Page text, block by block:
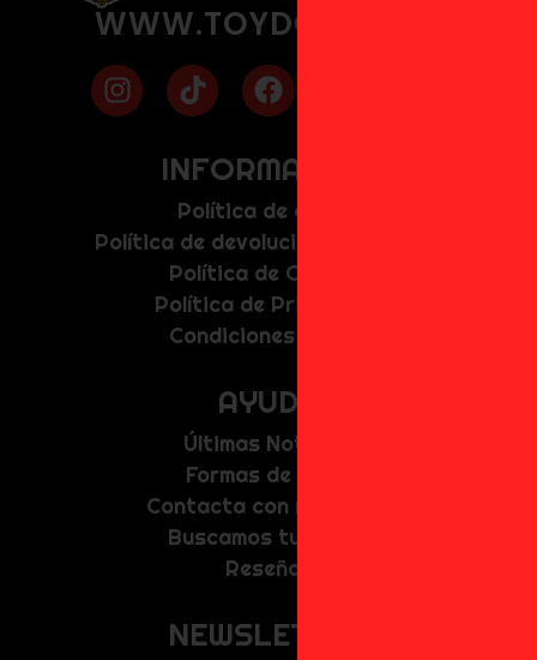
WWW.TOYDOKI.COM
INFORMACIÓN
Política de envíos
Política de devolución y anulación
Política de Cookies
Política de Privacidad
Condiciones de uso
AYUDA
Últimas Noticias
Formas de Pago
Contacta con nosotros
Buscamos tu figura
Reseñas
NEWSLETTER